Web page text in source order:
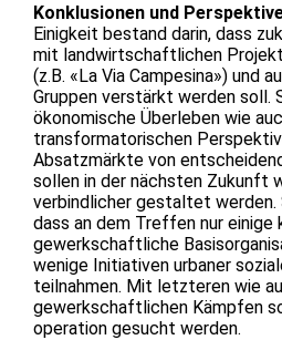
Konklusionen und
Einigkeit bestand darin, dass
mit landwirtschaftlichen
(z.B. «La Via Campesina») und
Gruppen verstärkt werden soll.
ökonomische Überleben wie
transformatorischen
Absatzmärkte von
sollen in der nächsten Zukunft
verbindlicher gestaltet werden.
dass an dem Treffen nur einige
gewerkschaftliche
wenige Initiativen urbaner
teilnahmen. Mit letzteren wie
gewerkschaftlichen Kämpfen
operation gesucht werden.